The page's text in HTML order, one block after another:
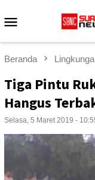
ke
Beranda
Tiga Pintu
Hangus
Selasa, 5 Maret 2019 -